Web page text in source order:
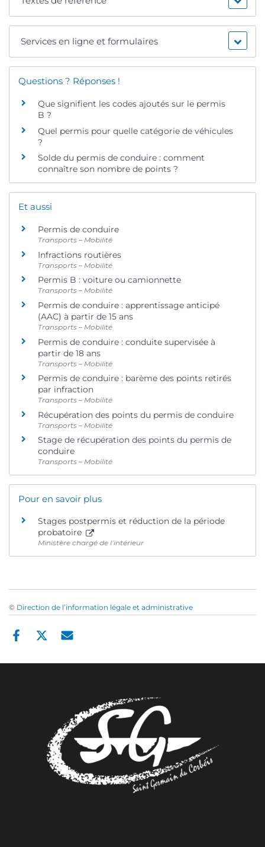
Services en ligne et formulaires
Questions ? Réponses !
Que signifient les codes ajoutés sur le permis
B ?
Quel permis pour quelle catégorie de véhicules
?
Solde du permis de conduire : comment
connaître son nombre de points ?
Et aussi
Permis de conduire
Transports – Mobilité
Infractions routières
Transports – Mobilité
Permis B : voiture ou camionnette
Transports – Mobilité
Permis de conduire : apprentissage anticipé
(AAC) à partir de 15 ans
Transports – Mobilité
Permis de conduire : conduite supervisée à
partir de 18 ans
Transports – Mobilité
Permis de conduire : barème des points retirés
par infraction
Transports – Mobilité
Récupération des points du permis de conduire
Transports – Mobilité
Stage de récupération des points du permis de
conduire
Transports – Mobilité
Pour en savoir plus
Stages postpermis et réduction de la période
probatoire
Ministère chargé de l’intérieur
© Direction de l’information légale et administrative